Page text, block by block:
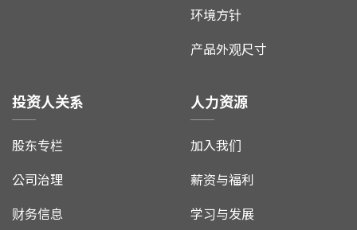
环境方针
产品外观尺寸
投资人关系
股东专栏
公司治理
财务信息
人力资源
加入我们
薪资与福利
学习与发展